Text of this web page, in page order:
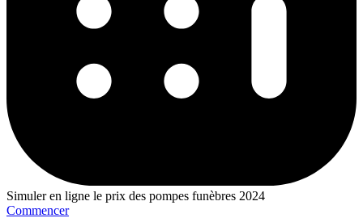
Simuler en ligne le prix des pompes funèbres 2024
Commencer